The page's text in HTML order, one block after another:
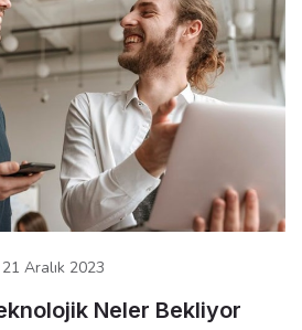
21 Aralık 2023
Neler Bekliyor